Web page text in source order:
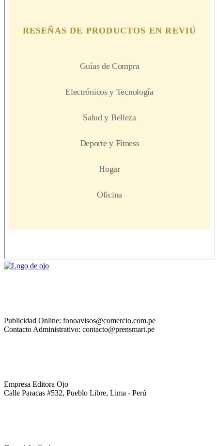
Publicidad Online: fonoavisos@comercio.com.pe
Contacto Administrativo: contacto@prensmart.pe
Empresa Editora Ojo
Calle Paracas #532, Pueblo Libre, Lima - Perú